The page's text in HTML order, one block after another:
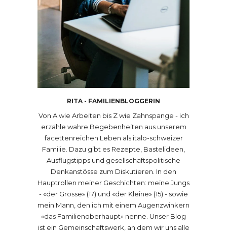
RITA - FAMILIENBLOGGERIN
Von A wie Arbeiten bis Z wie Zahnspange - ich
erzähle wahre Begebenheiten aus unserem
facettenreichen Leben als italo-schweizer
Familie. Dazu gibt es Rezepte, Bastelideen,
Ausflugstipps und gesellschaftspolitische
Denkanstösse zum Diskutieren. In den
Hauptrollen meiner Geschichten: meine Jungs
- «der Grosse» (17) und «der Kleine» (15) - sowie
mein Mann, den ich mit einem Augenzwinkern
«das Familienoberhaupt» nenne. Unser Blog
ist ein Gemeinschaftswerk, an dem wir uns alle